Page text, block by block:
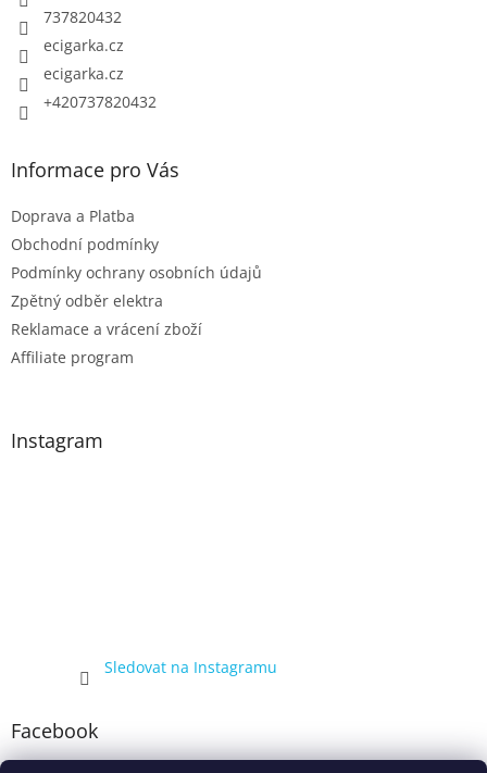
737820432
ecigarka.cz
ecigarka.cz
+420737820432
Informace pro Vás
Doprava a Platba
Obchodní podmínky
Podmínky ochrany osobních údajů
Zpětný odběr elektra
Reklamace a vrácení zboží
Affiliate program
Instagram
Sledovat na Instagramu
Facebook